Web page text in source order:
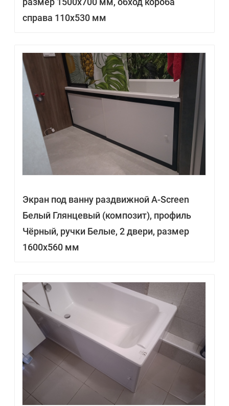
справа 110х530 мм
Экран под ванну раздвижной A-Screen
Белый Глянцевый (композит), профиль
Чёрный, ручки Белые, 2 двери, размер
1600х560 мм